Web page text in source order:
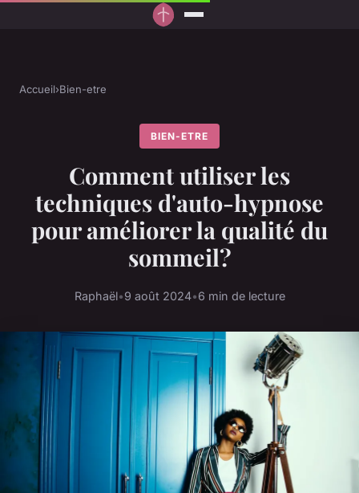
Accueil›Bien-etre
BIEN-ETRE
Comment utiliser les
techniques d'auto-hypnose
pour améliorer la qualité du
sommeil?
Raphaël•9 août 2024•6 min de lecture